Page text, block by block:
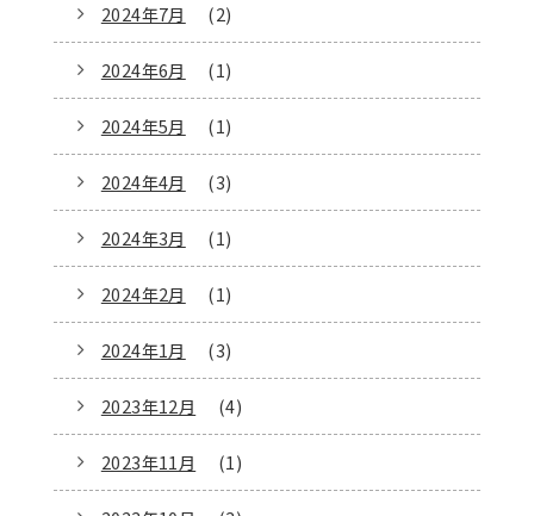
2024年7月 (2)
2024年6月 (1)
2024年5月 (1)
2024年4月 (3)
2024年3月 (1)
2024年2月 (1)
2024年1月 (3)
2023年12月 (4)
2023年11月 (1)